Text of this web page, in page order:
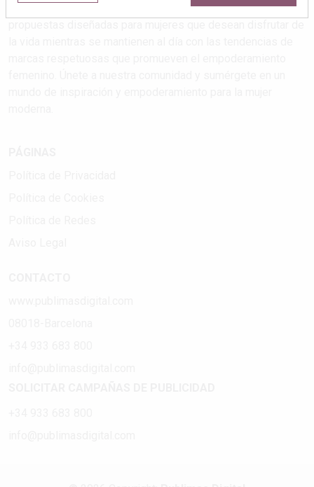
cultura y feminismo en nuestra revista. Descubre